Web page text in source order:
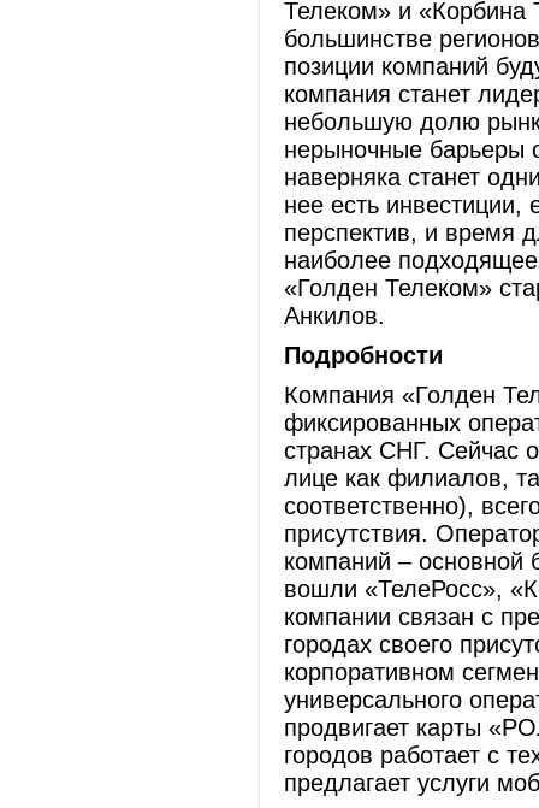
Телеком» и «Корбина
большинстве
позиции компаний
компания станет
небольшую долю
нерыночные барьеры
наверняка станет
нее есть инвестиции,
перспектив, и время
наиболее
«Голден Телеком»
Анкилов.
Подробности
Компания «Голден
фиксированных
странах СНГ. Сейчас
лице как филиалов,
соответственно),
присутствия.
компаний – основной
вошли «ТелеРосс»,
компании связан с
городах своего
корпоративном
универсального
продвигает карты
городов работает с
предлагает услуги